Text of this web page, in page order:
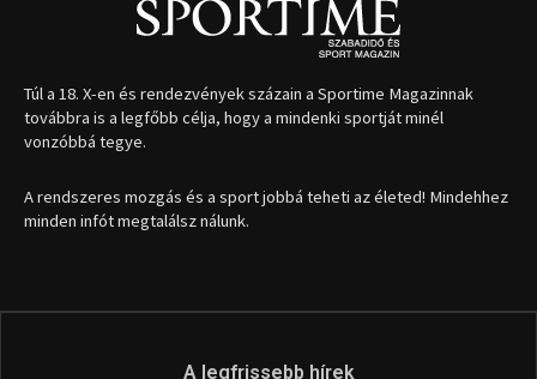
Túl a 18. X-en és rendezvények százain a Sportime Magazinnak
továbbra is a legfőbb célja, hogy a mindenki sportját minél
vonzóbbá tegye.
A rendszeres mozgás és a sport jobbá teheti az életed! Mindehhez
minden infót megtalálsz nálunk.
A legfrissebb hírek